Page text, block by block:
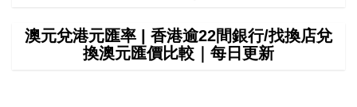
澳元兌港元匯率 | 香港逾22間銀行/找換店兌
換澳元匯價比較｜每日更新